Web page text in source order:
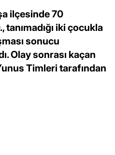
ilçesinde 70
tanımadığı iki çocukla
sonucu
Olay sonrası kaçan
Timleri tarafından